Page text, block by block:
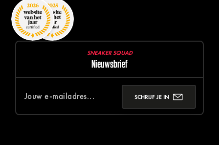
SNEAKER SQUAD
Nieuwsbrief
SCHRIJF JE IN